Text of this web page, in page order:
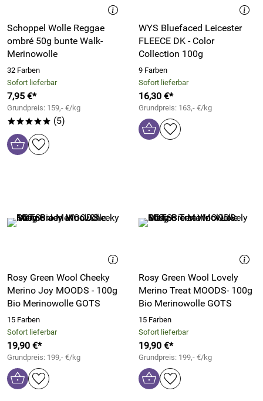
Schoppel Wolle Reggae
ombré 50g bunte Walk-
Merinowolle
32 Farben
Sofort lieferbar
7,95 €*
Grundpreis: 159,- €/kg
***** (5)
WYS Bluefaced Leicester
FLEECE DK - Color
Collection 100g
9 Farben
Sofort lieferbar
16,30 €*
Grundpreis: 163,- €/kg
Rosy Green Wool Cheeky
Merino Joy MOODS - 100g
Bio Merinowolle GOTS
15 Farben
Sofort lieferbar
19,90 €*
Grundpreis: 199,- €/kg
Rosy Green Wool Lovely
Merino Treat MOODS- 100g
Bio Merinowolle GOTS
15 Farben
Sofort lieferbar
19,90 €*
Grundpreis: 199,- €/kg